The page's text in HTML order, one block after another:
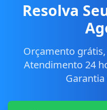
Resolva
Orçamento
Atendimento 24
Garantia